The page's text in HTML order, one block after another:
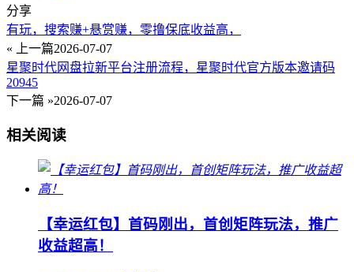
分享
有玩，搜索赚+悬赏赚，零撸保底收益高，
« 上一篇2026-07-07
星聚时代网盘拉新平台注册流程，星聚时代官方版本邀请码
20945
下一篇 »2026-07-07
相关阅读
【幸运红包】首码刚出，首创矩阵玩法，推广
收益超高！